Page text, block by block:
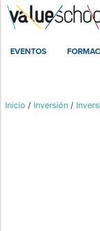
EVENTOS
Inicio / Inversión /